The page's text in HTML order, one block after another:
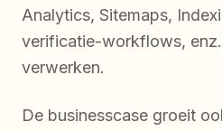
Analytics, Sitemaps,
verificatie-workflows,
verwerken.
De businesscase groeit